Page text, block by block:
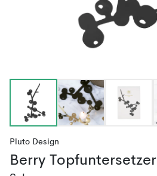
Pluto Design
Berry Topfuntersetzer